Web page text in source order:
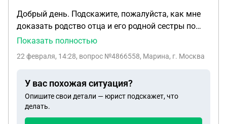
Добрый день. Подскажите, пожалуйста, как мне
доказать родство отца и его родной сестры по
матери. Вот такая ситуация. Умерла моя родная
Её муж умер ранее и детей нет. Мой папа, её брат
мой от первого брака и в свидетельстве от
рождения его мама идёт, как Суворова Елена
Прокопьевна, а у тёти она же записана, как
Показать полностью
22 февраля, 14:28, вопрос №4866558, Марина, г. Москва
У вас похожая ситуация?
Опишите свои детали — юрист подскажет, что
делать.